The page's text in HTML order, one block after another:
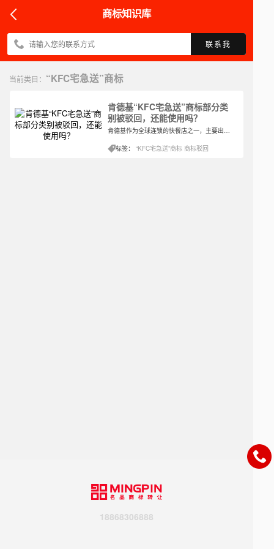
商标知识库
联系我
当前类目： “KFC宅急送”商标
肯德基“KFC宅急送”商标部分类
别被驳回，还能使用吗？
标签：“KFC宅急送”商标 商标驳回
18868306888